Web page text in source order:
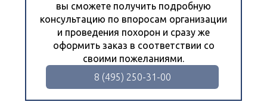
вы сможете получить подробную
консультацию по впоросам организации
и проведения похорон и сразу же
оформить заказ в соответствии со
своими пожеланиями.
8 (495) 250-31-00